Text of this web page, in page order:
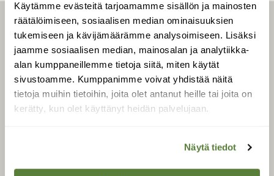
Käytämme evästeitä tarjoamamme sisällön ja mainosten
räätälöimiseen, sosiaalisen median ominaisuuksien
tukemiseen ja kävijämäärämme analysoimiseen. Lisäksi
jaamme sosiaalisen median, mainosalan ja analytiikka-
alan kumppaneillemme tietoja siitä, miten käytät
sivustoamme. Kumppanimme voivat yhdistää näitä
tietoja muihin tietoihin, joita olet antanut heille tai joita on
kerätty, kun olet käyttänyt heidän palvelujaan.
Näytä tiedot
LEHTI
Uusin lehti
Tilaa Suomen Luonto
Tilaa digilukuoikeus
Äänestä parasta juttua